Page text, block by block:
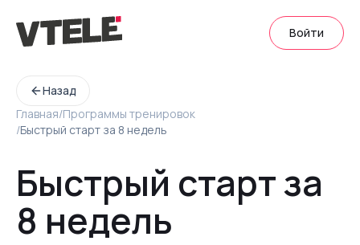
Войти
Назад
Главная/Программы тренировок
/Быстрый старт за 8 недель
Быстрый старт за
8 недель